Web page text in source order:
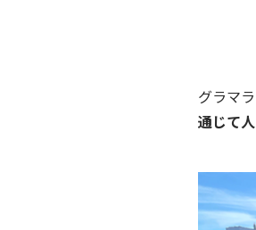
グラマ
通じて